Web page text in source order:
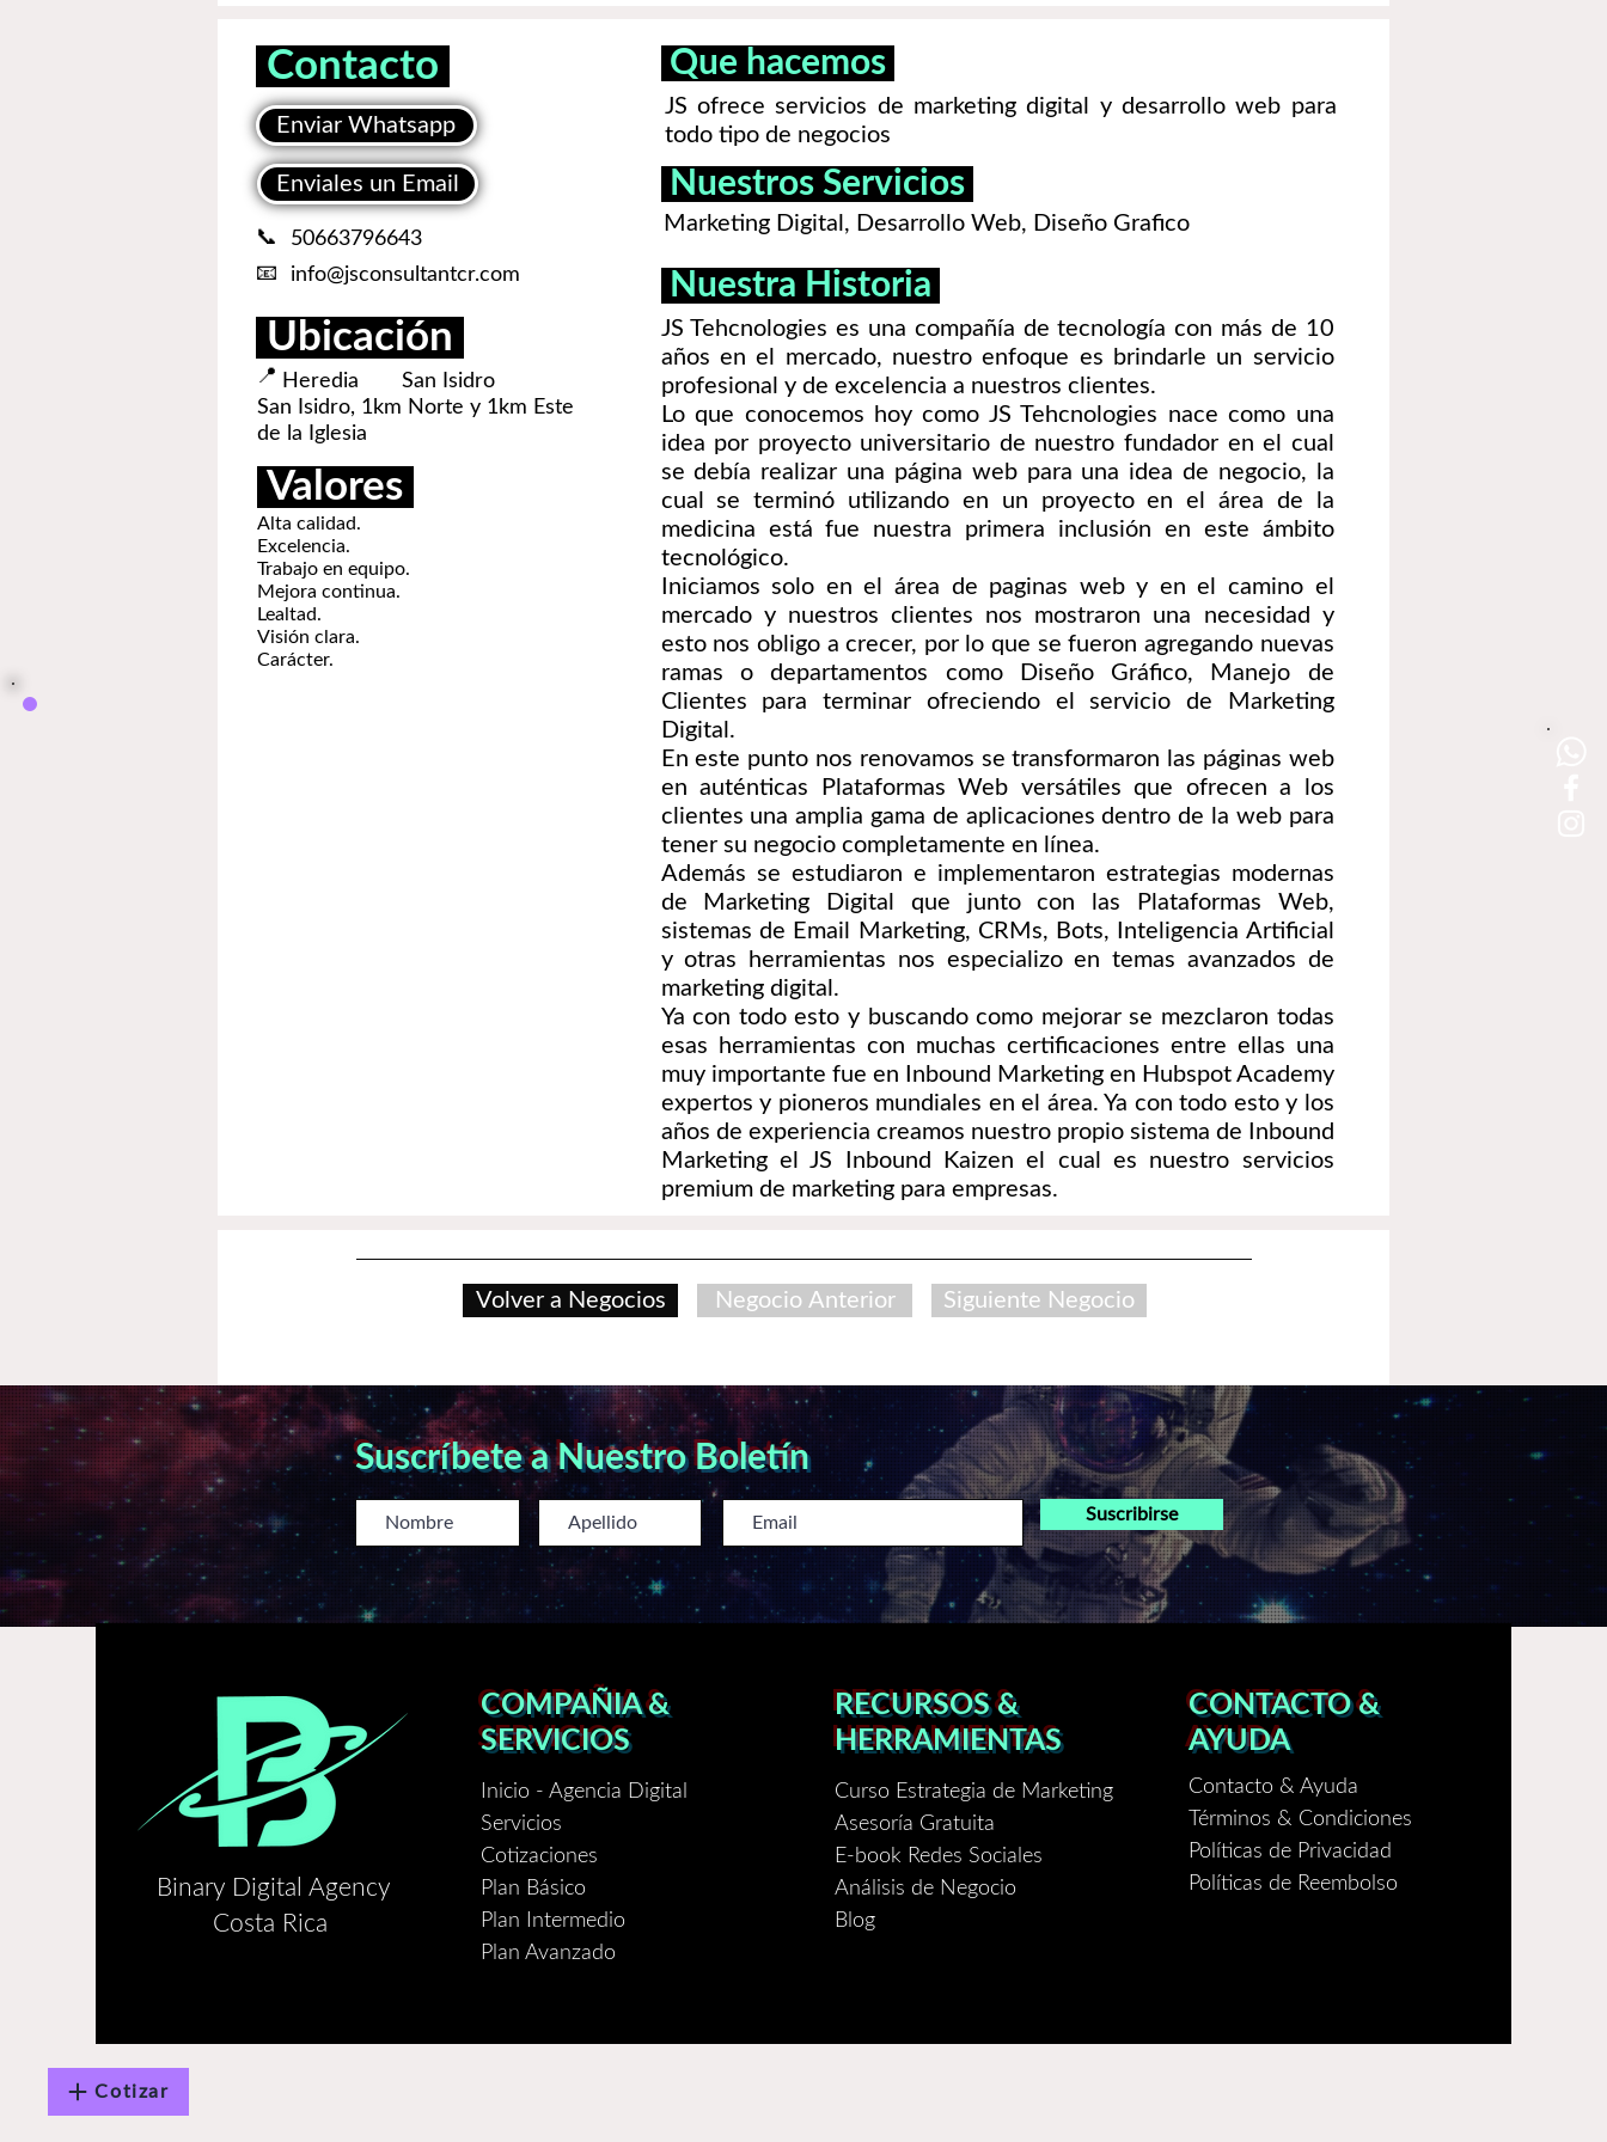
Contacto
Enviar Whatsapp
Enviales un Email
📞
50663796643
📧
info@jsconsultantcr.com
Ubicación
Heredia
📍
San Isidro
San Isidro, 1km Norte y 1km Este
de la Iglesia
Valores
Alta calidad.
Excelencia.
Trabajo en equipo.
Mejora continua.
Lealtad.
Visión clara.
Carácter.
Que hacemos
JS ofrece servicios de marketing digital y desarrollo web para
todo tipo de negocios
Nuestros Servicios
Marketing Digital, Desarrollo Web, Diseño Grafico
Nuestra Historia
JS Tehcnologies es una compañía de tecnología con más de 10
años en el mercado, nuestro enfoque es brindarle un servicio
profesional y de excelencia a nuestros clientes.
Lo que conocemos hoy como JS Tehcnologies nace como una
idea por proyecto universitario de nuestro fundador en el cual
se debía realizar una página web para una idea de negocio, la
cual se terminó utilizando en un proyecto en el área de la
medicina está fue nuestra primera inclusión en este ámbito
tecnológico.
Iniciamos solo en el área de paginas web y en el camino el
mercado y nuestros clientes nos mostraron una necesidad y
esto nos obligo a crecer, por lo que se fueron agregando nuevas
ramas o departamentos como Diseño Gráfico, Manejo de
Clientes para terminar ofreciendo el servicio de Marketing
Digital.
En este punto nos renovamos se transformaron las páginas web
en auténticas Plataformas Web versátiles que ofrecen a los
clientes una amplia gama de aplicaciones dentro de la web para
tener su negocio completamente en línea.
Además se estudiaron e implementaron estrategias modernas
de Marketing Digital que junto con las Plataformas Web,
sistemas de Email Marketing, CRMs, Bots, Inteligencia Artificial
y otras herramientas nos especializo en temas avanzados de
marketing digital.
Ya con todo esto y buscando como mejorar se mezclaron todas
esas herramientas con muchas certificaciones entre ellas una
muy importante fue en Inbound Marketing en Hubspot Academy
expertos y pioneros mundiales en el área. Ya con todo esto y los
años de experiencia creamos nuestro propio sistema de Inbound
Marketing el JS Inbound Kaizen el cual es nuestro servicios
premium de marketing para empresas.
Volver a Negocios Negocio Anterior Siguiente Negocio
Cotizar
Suscríbete a Nuestro Boletín
Suscribirse
Binary Digital Agency
Costa Rica
COMPAÑIA &
SERVICIOS
Inicio - Agencia Digital
Servicios
Cotizaciones
Plan Básico
Plan Intermedio
Plan Avanzado
RECURSOS &
HERRAMIENTAS
Curso Estrategia de Marketing
Asesoría Gratuita
E-book Redes Sociales
Análisis de Negocio
Blog
CONTACTO &
AYUDA
Contacto & Ayuda
Términos & Condiciones
Políticas de Privacidad
Políticas de Reembolso